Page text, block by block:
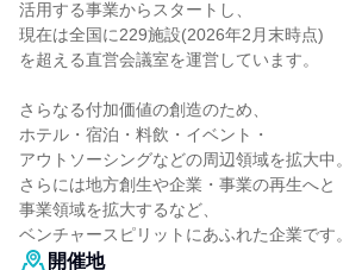
活用する事業からスタートし、
現在は全国に229施設(2026年2月末時点)
を超える直営会議室を運営しています。
さらなる付加価値の創造のため、
ホテル・宿泊・料飲・イベント・
アウトソーシングなどの周辺領域を拡大中。
さらには地方創生や企業・事業の再生へと
事業領域を拡大するなど、
ベンチャースピリットにあふれた企業です。
開催地